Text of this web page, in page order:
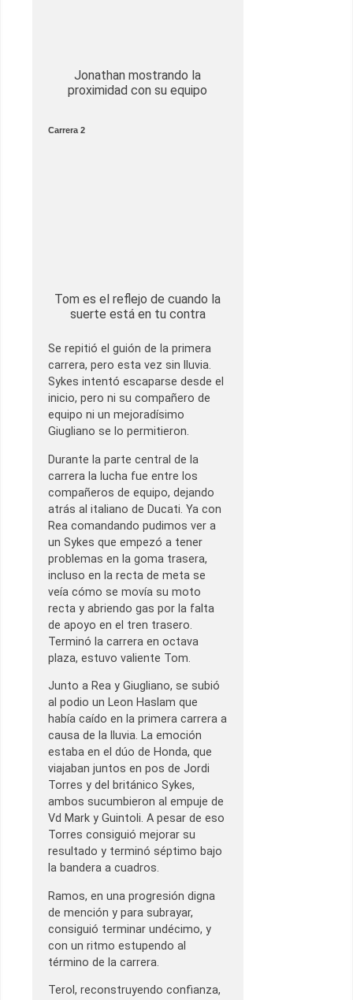
Jonathan mostrando la
proximidad con su equipo
Carrera 2
Tom es el reflejo de cuando la
suerte está en tu contra
Se repitió el guión de la primera
carrera, pero esta vez sin lluvia.
Sykes intentó escaparse desde el
inicio, pero ni su compañero de
equipo ni un mejoradísimo
Giugliano se lo permitieron.
Durante la parte central de la
carrera la lucha fue entre los
compañeros de equipo, dejando
atrás al italiano de Ducati. Ya con
Rea comandando pudimos ver a
un Sykes que empezó a tener
problemas en la goma trasera,
incluso en la recta de meta se
veía cómo se movía su moto
recta y abriendo gas por la falta
de apoyo en el tren trasero.
Terminó la carrera en octava
plaza, estuvo valiente Tom.
Junto a Rea y Giugliano, se subió
al podio un Leon Haslam que
había caído en la primera carrera a
causa de la lluvia. La emoción
estaba en el dúo de Honda, que
viajaban juntos en pos de Jordi
Torres y del británico Sykes,
ambos sucumbieron al empuje de
Vd Mark y Guintoli. A pesar de eso
Torres consiguió mejorar su
resultado y terminó séptimo bajo
la bandera a cuadros.
Ramos, en una progresión digna
de mención y para subrayar,
consiguió terminar undécimo, y
con un ritmo estupendo al
término de la carrera.
Terol, reconstruyendo confianza,